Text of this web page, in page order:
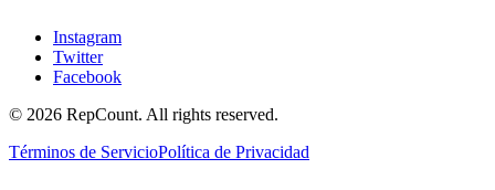
Instagram
Twitter
Facebook
© 2026 RepCount. All rights reserved.
Términos de ServicioPolítica de Privacidad